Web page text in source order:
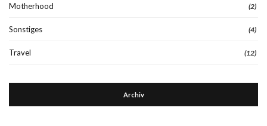
Motherhood (2)
Sonstiges (4)
Travel (12)
Archiv